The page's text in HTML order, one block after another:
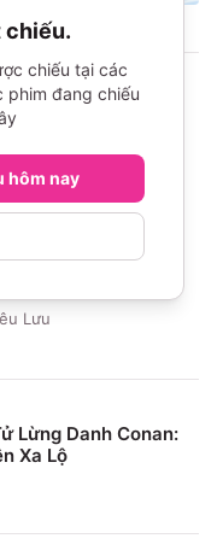
Lưu
Lừng Danh Conan:
Xa Lộ
chiếu.
chiếu tại các
phim đang chiếu
hôm nay